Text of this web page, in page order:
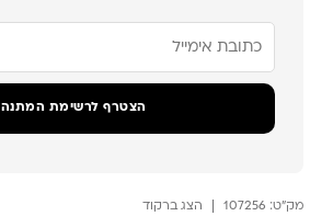
הזן
את
כתובת
הדוא"ל
כדי
עבור
הצטרף לרשימת המתנה
מק"ט: 107256 הצג ברקוד